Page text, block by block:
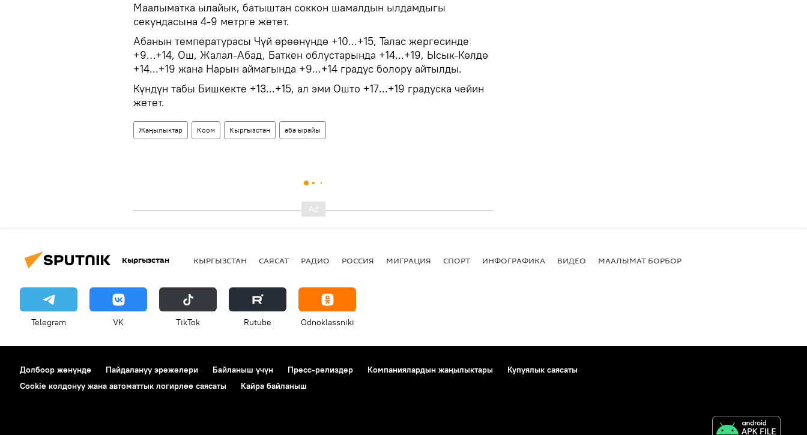
Маалыматка ылайык, батыштан соккон шамалдын ылдамдыгы
секундасына 4-9 метрге жетет.
Абанын температурасы Чүй өрөөнүндө +10...+15, Талас жергесинде
+9…+14, Ош, Жалал-Абад, Баткен облустарында +14...+19, Ысык-Көлдө
+14...+19 жана Нарын аймагында +9...+14 градус болору айтылды.
Күндүн табы Бишкекте +13...+15, ал эми Ошто +17...+19 градуска чейин
жетет.
Жаңылыктар Коом Кыргызстан аба ырайы
Кыргызстан КЫРГЫЗСТАН САЯСАТ РАДИО РОССИЯ МИГРАЦИЯ СПОРТ ИНФОГРАФИКА ВИДЕО МААЛЫМАТ БОРБОР
Telegram VK ТikТоk Rutube Odnoklassniki
Долбоор жөнүндө Пайдалануу эрежелери Байланыш үчүн Пресс-релиздер Компаниялардын жаңылыктары
Купуялык саясаты
Cookie колдонуу жана автоматтык логирлөө саясаты
Кайра байланыш